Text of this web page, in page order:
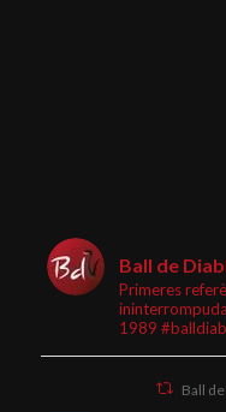
Ball de
Primeres
1989
Ball